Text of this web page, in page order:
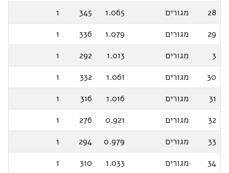
28
מגורים 1.065
345
1
29
מגורים 1.079
336
1
3
מגורים 1.013
292
1
30
מגורים 1.061
332
1
31
מגורים 1.016
316
1
32
מגורים 0.921
276
1
33
מגורים 0.979
294
1
34
מגורים 1.033
310
1